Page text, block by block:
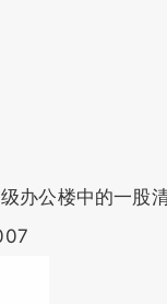
办公楼中的一股清